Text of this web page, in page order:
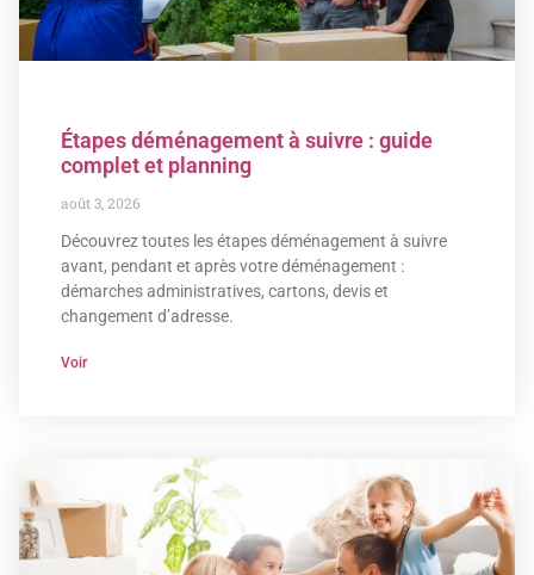
Étapes déménagement à suivre : guide
complet et planning
août 3, 2026
Découvrez toutes les étapes déménagement à suivre
avant, pendant et après votre déménagement :
démarches administratives, cartons, devis et
changement d’adresse.
Voir